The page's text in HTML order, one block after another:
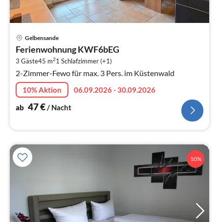
Gelbensande
Ferienwohnung KWF6bEG
3 Gäste45 m21 Schlafzimmer (+1)
2-Zimmer-Fewo für max. 3 Pers. im Küstenwald
10% Aktion
06.09.2026 - 30.09.2026
ab 47€/ Nacht
10%